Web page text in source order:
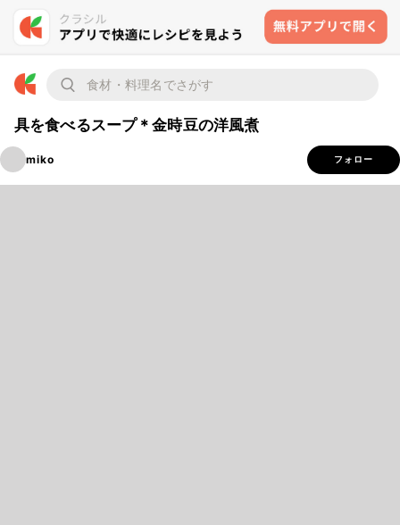
具を食べるスープ＊金時豆の洋風煮
miko フォロー